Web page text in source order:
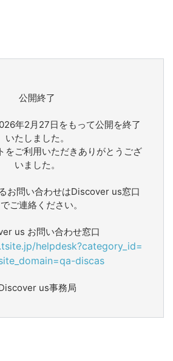
公開終了
年2月27日をもって公開を終了
いたしました。
をご利用いただきありがとうござ
いました。
お問い合わせはDiscover us窓口
ご連絡ください。
us お問い合わせ窓口
helpdesk?category_id=
discas
us事務局